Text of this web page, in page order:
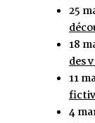
25
18
des
11
4